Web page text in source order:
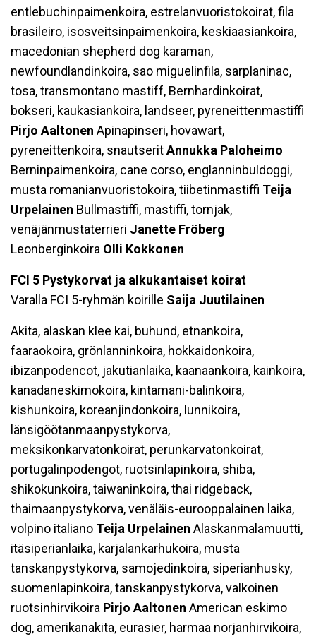
entlebuchinpaimenkoira, estrelanvuoristokoirat, fila
brasileiro, isosveitsinpaimenkoira, keskiaasiankoira,
macedonian shepherd dog karaman,
newfoundlandinkoira, sao miguelinfila, sarplaninac,
tosa, transmontano mastiff, Bernhardinkoirat,
bokseri, kaukasiankoira, landseer, pyreneittenmastiffi
Pirjo Aaltonen Apinapinseri, hovawart,
pyreneittenkoira, snautseritAnnukka Paloheimo
Berninpaimenkoira, cane corso, englanninbuldoggi,
musta romanianvuoristokoira, tiibetinmastiffi Teija
Urpelainen Bullmastiffi, mastiffi, tornjak,
venäjänmustaterrieri Janette Fröberg
Leonberginkoira Olli Kokkonen
FCI 5 Pystykorvat ja alkukantaiset koirat
Varalla FCI 5-ryhmän koirille Saija Juutilainen
Akita, alaskan klee kai, buhund, etnankoira,
faaraokoira, grönlanninkoira, hokkaidonkoira,
ibizanpodencot, jakutianlaika, kaanaankoira, kainkoira,
kanadaneskimokoira, kintamani-balinkoira,
kishunkoira, koreanjindonkoira, lunnikoira,
länsigöötanmaanpystykorva,
meksikonkarvatonkoirat, perunkarvatonkoirat,
portugalinpodengot, ruotsinlapinkoira, shiba,
shikokunkoira, taiwaninkoira, thai ridgeback,
thaimaanpystykorva, venäläis-eurooppalainen laika,
volpino italiano Teija Urpelainen Alaskanmalamuutti,
itäsiperianlaika, karjalankarhukoira, musta
tanskanpystykorva, samojedinkoira, siperianhusky,
suomenlapinkoira, tanskanpystykorva, valkoinen
ruotsinhirvikoira Pirjo Aaltonen American eskimo
dog, amerikanakita, eurasier, harmaa norjanhirvikoira,